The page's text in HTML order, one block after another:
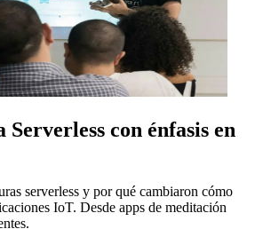
con énfasis en
serverless y por qué cambiaron cómo
IoT. Desde apps de meditación